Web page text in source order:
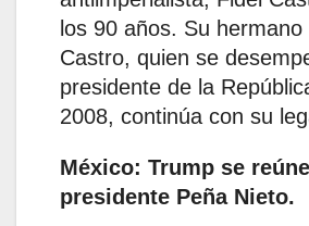
los 90 años. Su hermano
Castro, quien se
presidente de la
2008, continúa con su
México: Trump se
presidente Peña Nieto.